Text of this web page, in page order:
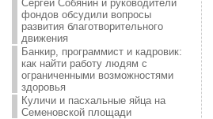
Сергей Собянин и руководители
фондов обсудили вопросы
развития благотворительного
движения
Банкир, программист и кадровик:
как найти работу людям с
ограниченными возможностями
здоровья
Куличи и пасхальные яйца на
Семеновской площади